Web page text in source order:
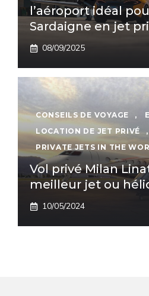
l’aéroport idéal
Sardaigne en jet
08/09/2025
CONSEILS DE VOYAGE ,
LOCATION DE JET PRIVÉ
,
PRIVATE JETS IN THE
Vol privé Milan
meilleur jet ou
10/05/2024